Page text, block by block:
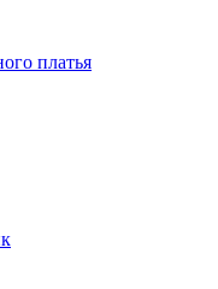
платья